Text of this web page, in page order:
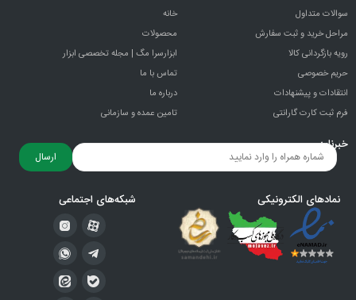
سوالات متداول
مراحل خرید و ثبت سفارش
رویه بازگردانی کالا
حریم خصوصی
انتقادات و پيشنهادات
فرم ثبت کارت گارانتی
خانه
محصولات
ابزارسرا مگ | مجله تخصصی ابزار
تماس با ما
درباره ما
تامین عمده و سازمانی
خبرنامه
ارسال
نمادهای الکترونیکی شبکه‌های اجتماعی